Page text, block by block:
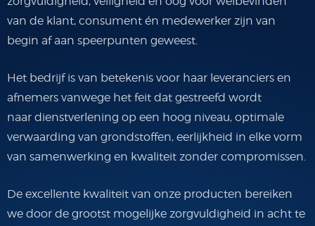
van de klant, consument én medewerker zijn van
begin af aan speerpunten geweest.
Het bedrijf is van betekenis voor haar leveranciers en
afnemers vanwege het feit dat gestreefd wordt
naar dienstverlening op een hoog niveau, optimale
verwaarding van grondstoffen, eerlijkheid in elke vorm
van samenwerking en kwaliteit zonder compromissen.
De excellente kwaliteit van onze producten bereiken
we door de grootst mogelijke zorgvuldigheid in acht te